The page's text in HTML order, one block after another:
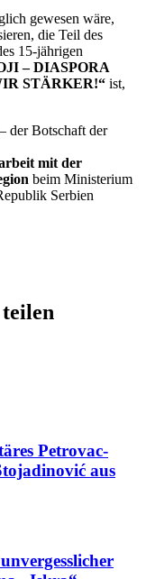
gewesen wäre,
die Teil des
15-jährigen
– DIASPORA
STÄRKER!“ ist,
der Botschaft der
mit der
beim Ministerium
Serbien
Petrovac-
aus